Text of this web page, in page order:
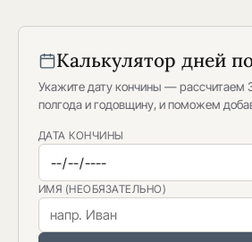
Калькулятор дней
Укажите дату кончины — рассчитаем
полгода и годовщину, и поможем
ДАТА КОНЧИНЫ
ИМЯ (НЕОБЯЗАТЕЛЬНО)